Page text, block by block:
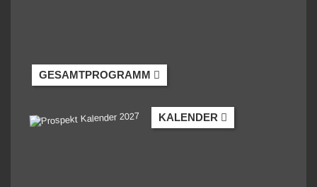
GESAMTPROGRAMM
KALENDER